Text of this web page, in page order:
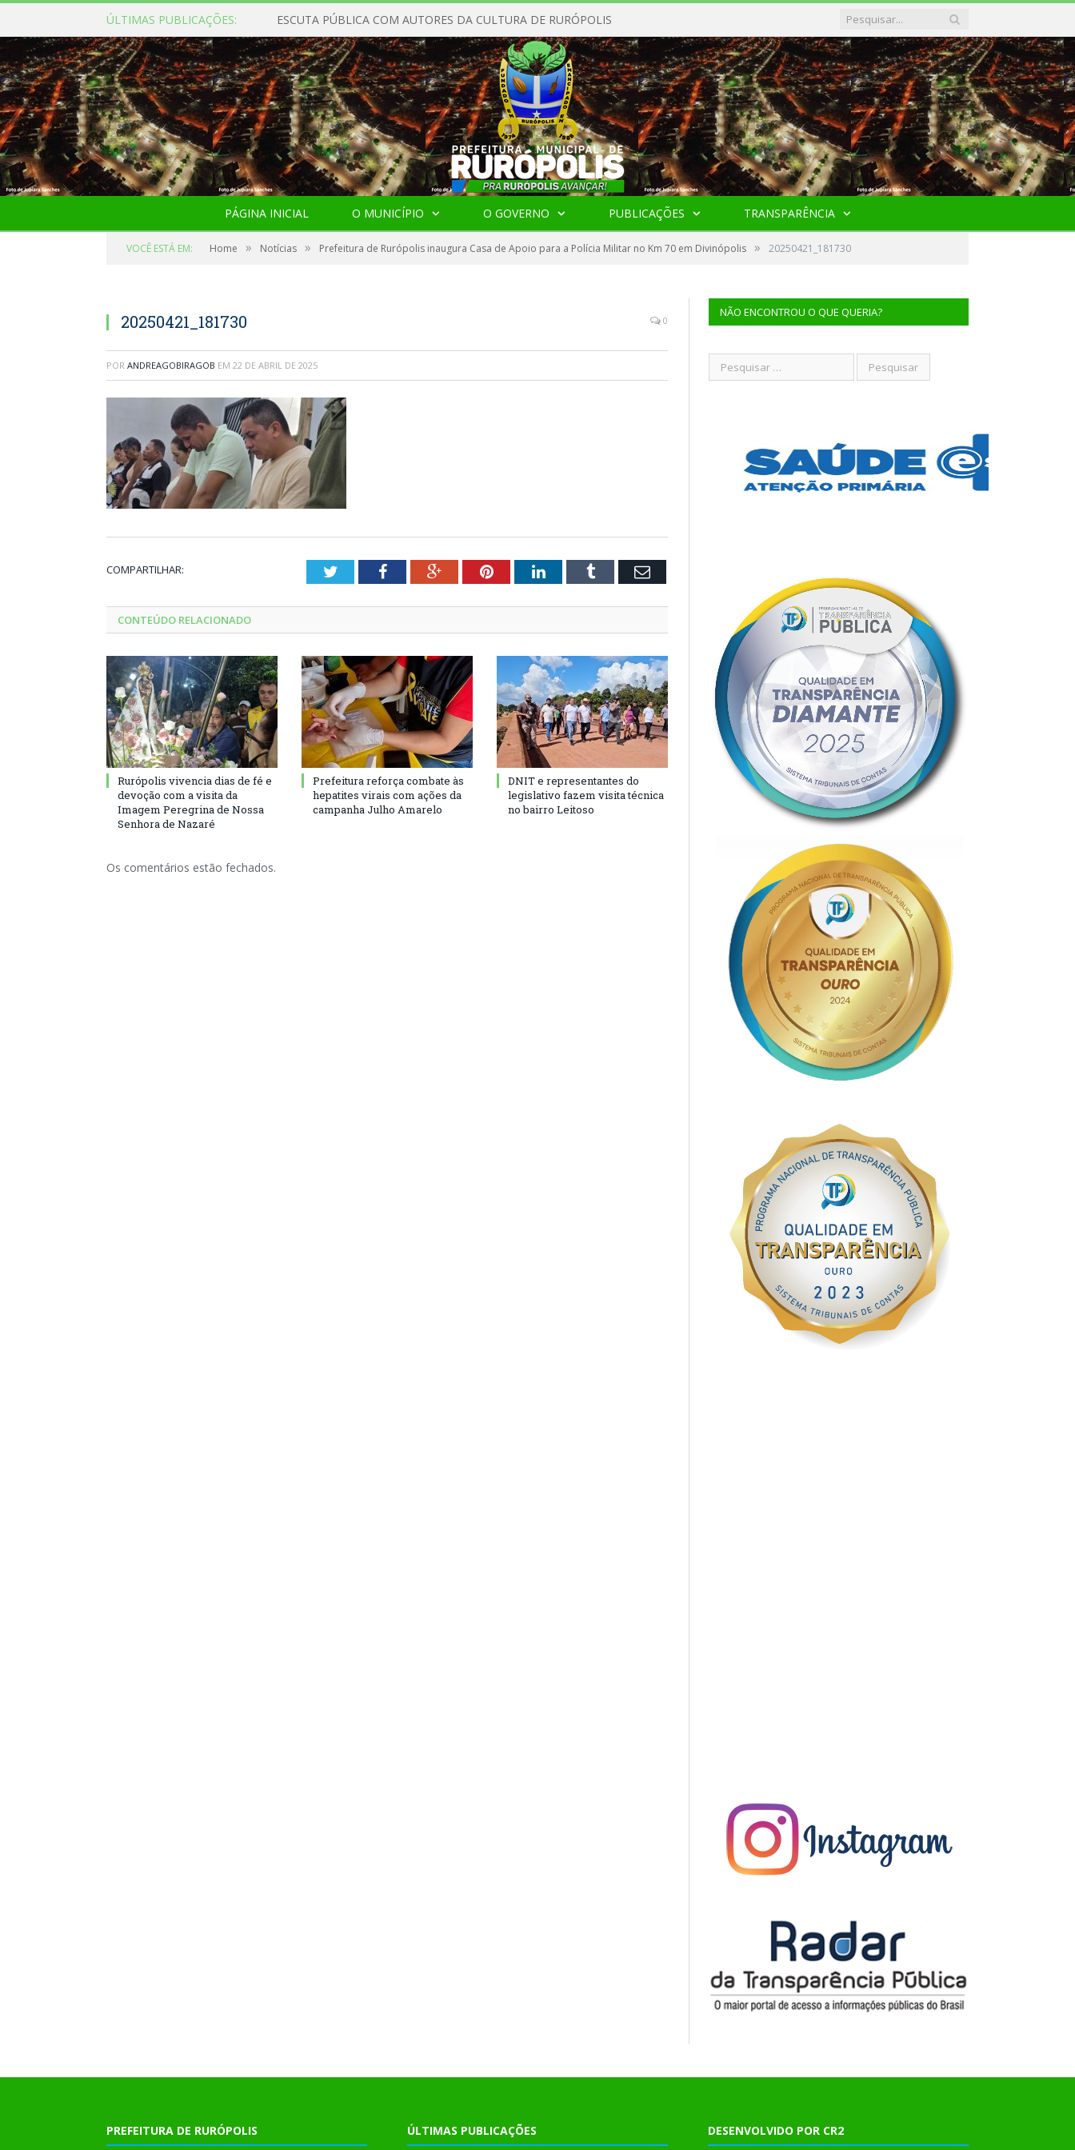
ÚLTIMAS PUBLICAÇÕES: ESCUTA PÚBLICA COM AUTORES DA CULTURA DE RURÓPOLIS
PÁGINA INICIAL O MUNICÍPIO O GOVERNO PUBLICAÇÕES TRANSPARÊNCIA
VOCÊ ESTÁ EM: Home » Notícias » Prefeitura de Rurópolis inaugura Casa de Apoio para a Polícia Militar no Km 70 em Divinópolis » 20250421_181730
20250421_181730 0
POR ANDREAGOBIRAGOB EM 22 DE ABRIL DE 2025
COMPARTILHAR: TwitterFacebookGoogle+PinterestLinkedInTumblr Email
CONTEÚDO RELACIONADO
Rurópolis vivencia dias de fé e
devoção com a visita da
Imagem Peregrina de Nossa
Senhora de Nazaré
Prefeitura reforça combate às
hepatites virais com ações da
campanha Julho Amarelo
DNIT e representantes do
legislativo fazem visita técnica
no bairro Leitoso
Os comentários estão fechados.
NÃO ENCONTROU O QUE QUERIA?
PREFEITURA DE RURÓPOLIS ÚLTIMAS PUBLICAÇÕES DESENVOLVIDO POR CR2